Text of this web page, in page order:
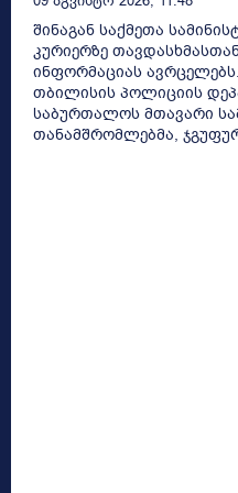
შინაგან საქმეთა
კურიერზე
ინფორმაციას
თბილისის პოლიციის
საბურთალოს მთავარი
თანამშრომლებმა,